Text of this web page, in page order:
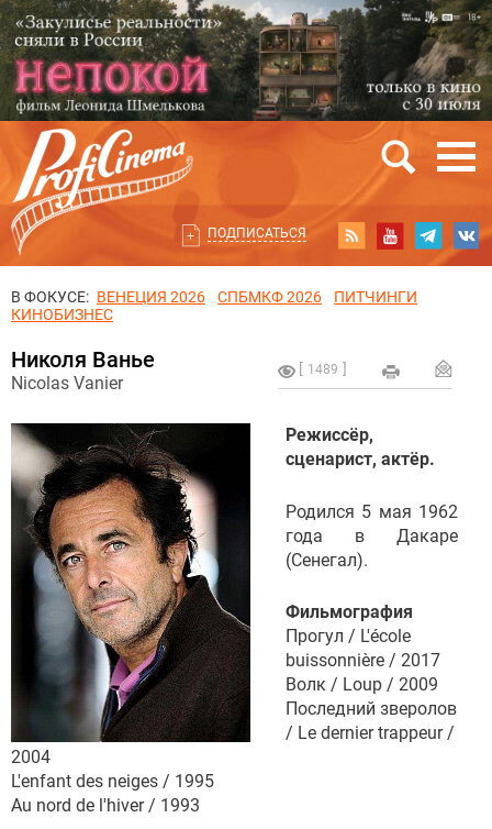
ПОДПИСАТЬСЯ
В ФОКУСЕ: ВЕНЕЦИЯ 2026 СПБМКФ 2026
ПИТЧИНГИ
КИНОБИЗНЕС
1489
Николя Ванье
Nicolas Vanier
Режиссёр,
сценарист, актёр.
Родился 5 мая 1962
года в Дакаре
(Сенегал).
Фильмография
Прогул / L'école
buissonnière / 2017
Волк / Loup / 2009
Последний зверолов
/ Le dernier trappeur /
2004
L'enfant des neiges / 1995
Au nord de l'hiver / 1993